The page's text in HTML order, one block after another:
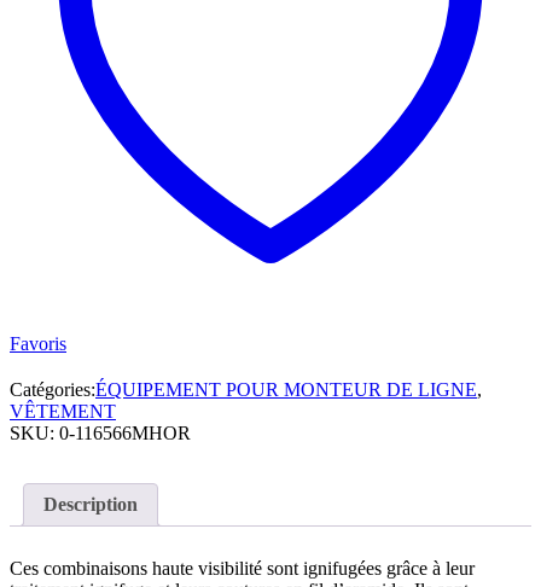
ORANGE
CSA
**CATÉGORIE
Favoris
Catégories:ÉQUIPEMENT POUR MONTEUR DE LIGNE,
VÊTEMENT
SKU: 0-116566MHOR
Description
Ces combinaisons haute visibilité sont ignifugées grâce à leur